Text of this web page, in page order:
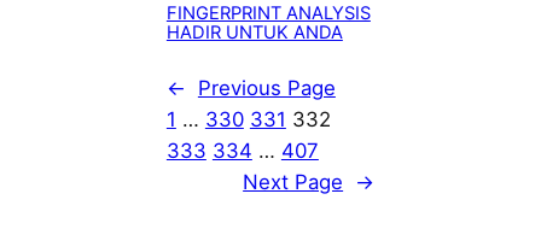
FINGERPRINT ANALYSIS
HADIR UNTUK ANDA
←
Previous Page
1 … 330 331 332
333 334 … 407
Next Page
→